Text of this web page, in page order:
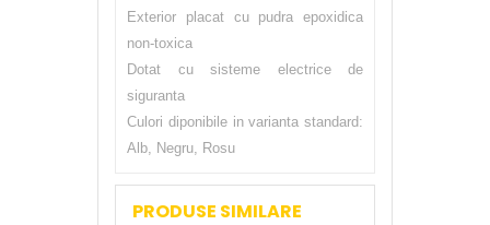
Exterior placat cu pudra epoxidica
non-toxica
Dotat cu sisteme electrice de
siguranta
Culori diponibile in varianta standard:
Alb, Negru, Rosu
PRODUSE SIMILARE